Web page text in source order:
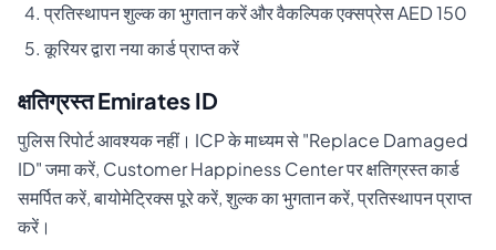
प्रतिस्थापन शुल्क का भुगतान करें और वैकल्पिक एक्सप्रेस AED 150
कूरियर द्वारा नया कार्ड प्राप्त करें
क्षतिग्रस्त Emirates ID
पुलिस रिपोर्ट आवश्यक नहीं। ICP के माध्यम से "Replace Damaged
ID" जमा करें, Customer Happiness Center पर क्षतिग्रस्त कार्ड
समर्पित करें, बायोमेट्रिक्स पूरे करें, शुल्क का भुगतान करें, प्रतिस्थापन प्राप्त
करें।